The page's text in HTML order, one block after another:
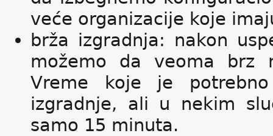
veće organizacije koje
brža izgradnja: nakon
možemo da veoma brz
Vreme koje je
izgradnje, ali u nekim
samo 15 minuta.